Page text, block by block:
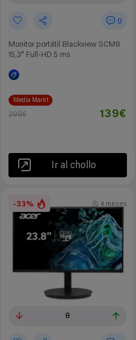
0
Monitor portátil Blackview SCM8
15,3" Full-HD 5 ms
Media Markt
299€ 139€
Ir al chollo
-33%
8
4 meses